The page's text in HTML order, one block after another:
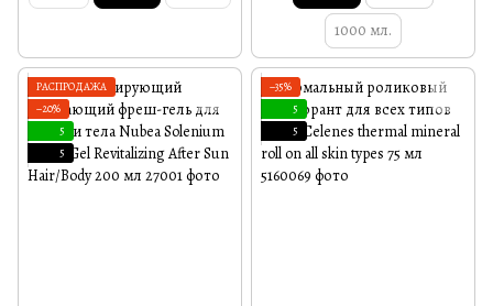
1000 мл.
РАСПРОДАЖА
−20%
5
5
−35%
5
5